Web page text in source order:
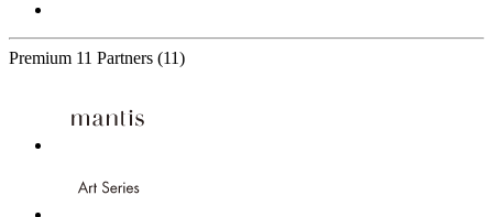
Premium 11 Partners (11)